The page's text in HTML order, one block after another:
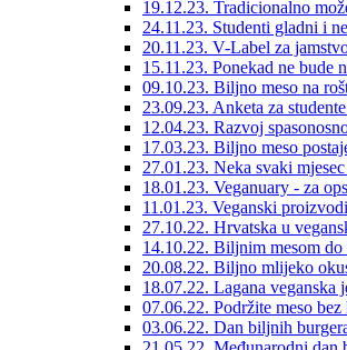
19.12.23. Tradicionalno
24.11.23. Studenti gladni i
20.11.23. V-Label za
15.11.23. Ponekad ne bude
09.10.23. Biljno meso na
23.09.23. Anketa za
12.04.23. Razvoj
17.03.23. Biljno meso
27.01.23. Neka svaki
18.01.23. Veganuary - za
11.01.23. Veganski
27.10.22. Hrvatska u
14.10.22. Biljnim mesom
20.08.22. Biljno mlijeko
18.07.22. Lagana veganska
07.06.22. Podržite meso
03.06.22. Dan biljnih